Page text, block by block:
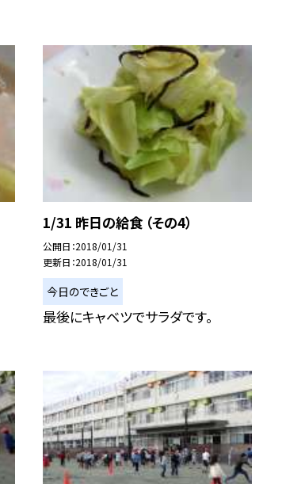
1/31 昨日の給食 （その4）
公開日 2018/01/31
更新日 2018/01/31
今日のできごと
最後にキャベツでサラダです。